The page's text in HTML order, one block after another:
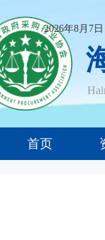
2026年8月7
首页